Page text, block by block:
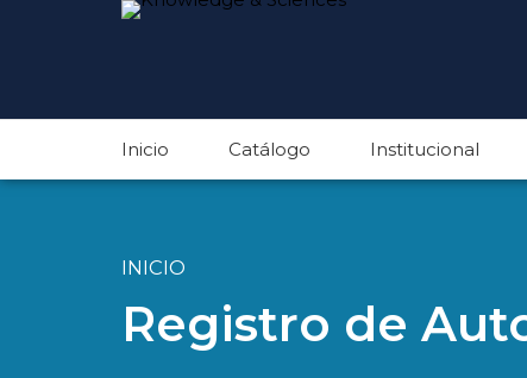
Inicio Catálogo Institucional
INICIO
Registro de